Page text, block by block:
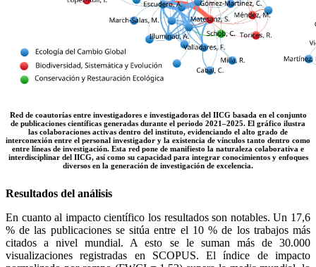
Red de coautorías entre investigadores e investigadoras del IICG basada en el conjunto
de publicaciones científicas generadas durante el periodo 2021–2025. El gráfico ilustra
las colaboraciones activas dentro del instituto, evidenciando el alto grado de
interconexión entre el personal investigador y la existencia de vínculos tanto dentro como
entre líneas de investigación. Esta red pone de manifiesto la naturaleza colaborativa e
interdisciplinar del IICG, así como su capacidad para integrar conocimientos y enfoques
diversos en la generación de investigación de excelencia.
Resultados del análisis
En cuanto al impacto científico los resultados son notables. Un 17,6
% de las publicaciones se sitúa entre el 10 % de los trabajos más
citados a nivel mundial. A esto se le suman más de 30.000
visualizaciones registradas en SCOPUS. El índice de impacto